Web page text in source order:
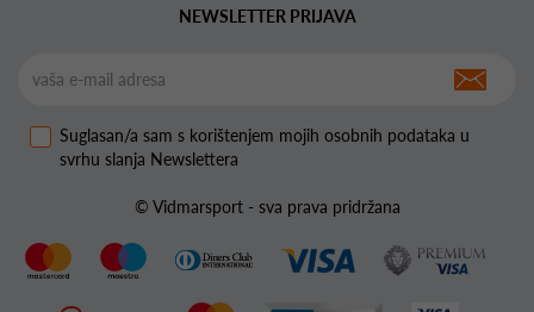
NEWSLETTER PRIJAVA
Suglasan/a sam s korištenjem mojih osobnih podataka u
svrhu slanja Newslettera
© Vidmarsport - sva prava pridržana